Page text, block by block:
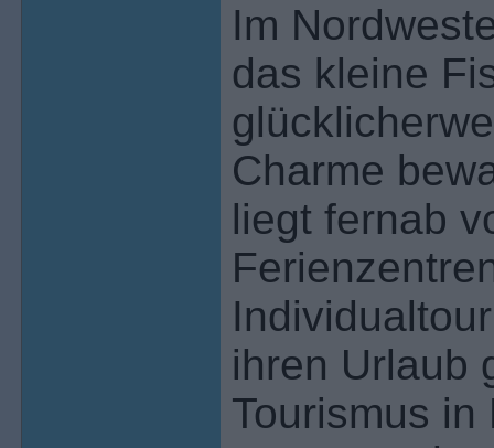
Im
das kleine
Charme
liegt fernab
ihren Urlaub
Tourismus